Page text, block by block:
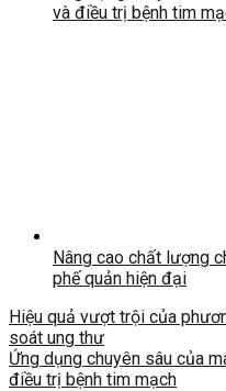
và điều trị bệnh tim
Nâng cao chất lượng
phế quản hiện đại
Hiệu quả vượt trội của
soát ung thư
Ứng dụng chuyên sâu của
điều trị bệnh tim mạch